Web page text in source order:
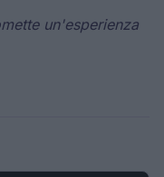
un'esperienza